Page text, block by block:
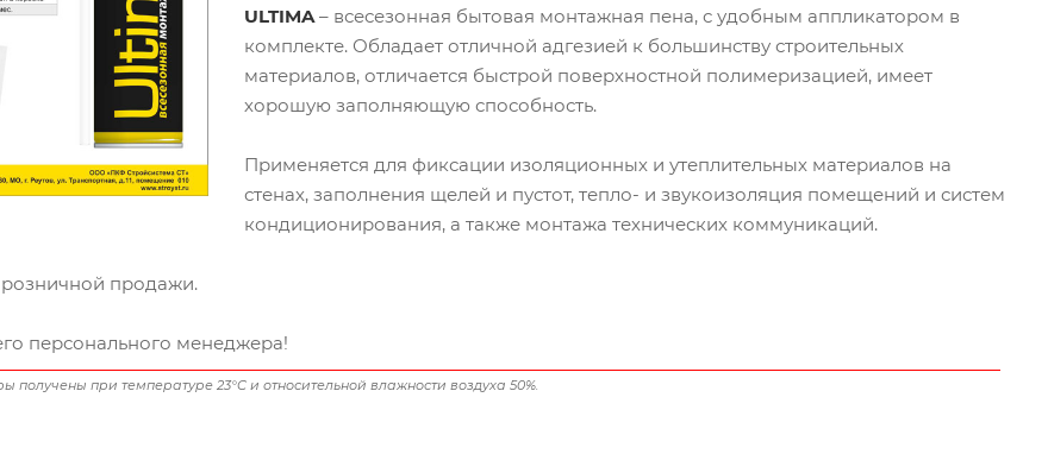
ULTIMA– всесезонная бытовая монтажная пена, с удобным аппликатором в
комплекте. Обладает отличной адгезией к большинству строительных
материалов, отличается быстрой поверхностной полимеризацией, имеет
хорошую заполняющую способность.
Применяется для фиксации изоляционных и утеплительных материалов на
стенах, заполнения щелей и пустот, тепло- и звукоизоляция помещений и систем
кондиционирования, а также монтажа технических коммуникаций.
продажи.
персонального менеджера!
при температуре 23°C и относительной влажности воздуха 50%.